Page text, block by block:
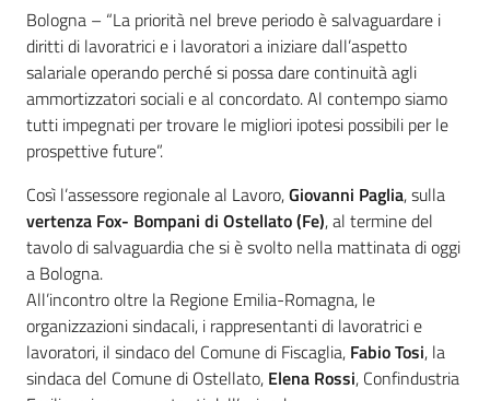
Contenuto
Bologna – “La priorità nel breve periodo è salvaguardare i
diritti di lavoratrici e i lavoratori a iniziare dall’aspetto
salariale operando perché si possa dare continuità agli
ammortizzatori sociali e al concordato. Al contempo siamo
tutti impegnati per trovare le migliori ipotesi possibili per le
prospettive future”.
Così l’assessore regionale al Lavoro,Giovanni Paglia, sulla
vertenza Fox- Bompani di Ostellato (Fe), al termine del
tavolo di salvaguardia che si è svolto nella mattinata di oggi
a Bologna.
All’incontro oltre la Regione Emilia-Romagna, le
organizzazioni sindacali, i rappresentanti di lavoratrici e
lavoratori, il sindaco del Comune di Fiscaglia, Fabio Tosi, la
sindaca del Comune di Ostellato, Elena Rossi, Confindustria